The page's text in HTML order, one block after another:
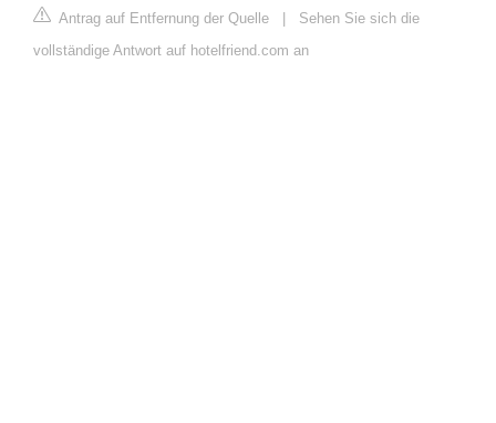
Antrag auf Entfernung der Quelle | Sehen Sie sich die
vollständige Antwort auf hotelfriend.com an